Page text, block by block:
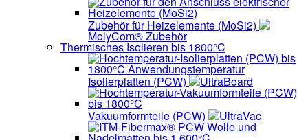
Zubehör für Heizelemente (MoSi2)
MolyCom® Zubehör
Thermisches Isolieren bis 1800°C
Isolierplatten (PCW) UltraBoard
Vakuumformteile (PCW) UltraVac